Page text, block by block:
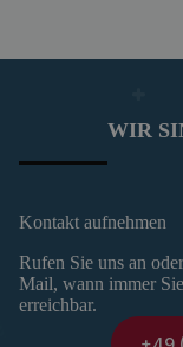
WIR
Kontakt aufnehmen
Rufen Sie uns an
Mail, wann immer
erreichbar.